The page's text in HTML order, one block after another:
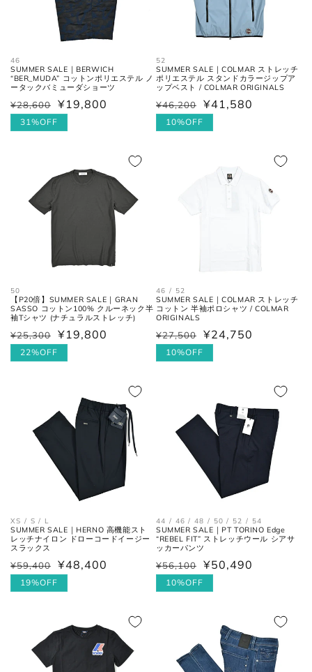
46
SUMMER SALE｜BERWICH
“BER_MUDA” コットンポリエステル ノ
ータックバミューダショーツ
通
常
¥28,600
セ
ー
¥19,800
31%OFF
52
SUMMER SALE｜COLMAR ストレッチ
ポリエステル スタンドカラージップア
ップベスト / COLMAR ORIGINALS
通
常
¥46,200
セ
ー
¥41,580
10%OFF
50
【P20倍】SUMMER SALE｜GRAN
SASSO コットン100% クルーネック半
袖Tシャツ (ナチュラルストレッチ)
通
常
¥25,300
セ
ー
¥19,800
22%OFF
46 / 52
SUMMER SALE｜COLMAR ストレッチ
コットン 半袖ポロシャツ / COLMAR
ORIGINALS
通
常
¥27,500
セ
ー
¥24,750
10%OFF
XS / S / L
SUMMER SALE｜HERNO 高機能スト
レッチナイロン ドローコードイージー
スラックス
通
常
¥59,400
セ
ー
¥48,400
19%OFF
44 / 46 / 48 / 50 / 52 / 54
SUMMER SALE｜PT TORINO Edge
“REBEL FIT” ストレッチウール シアサ
ッカーパンツ
通
常
¥56,100
セ
ー
¥50,490
10%OFF
ウエス
平置きにし、自然なテンションを
加え端と端を結んだ長さ×2。
股上
フロントの上端から股下の縫い目
の交点。
股下の縫い目の交点から、内側の
太腿幅
幅)
股下の縫い目の交点から、5cm裾
んだ長さ。
裾幅 裾の端と端を結んだ長さ。
ネクタイ
大剣と小剣の先端を結んだ長さ。
大剣幅 大剣の剣先幅。
シューズ
一番張り出しているアウトソール
の最大幅。